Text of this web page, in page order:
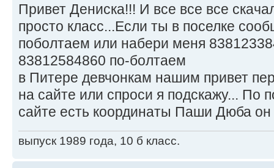
Привет Дениска!!! И все все все
просто класс...Если ты в поселке
поболтаем или набери меня
83812584860 по-болтаем
в Питере девчонкам нашим привет
на сайте или спроси я подскажу...
сайте есть координаты Паши Дюба
выпуск 1989 года, 10 б класс.